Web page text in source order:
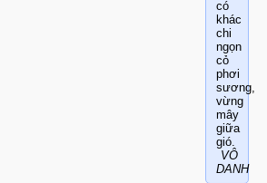
có
khác
chi
ngọn
cỏ
phơi
sương,
vừng
mây
giữa
gió.
VÔ
DANH